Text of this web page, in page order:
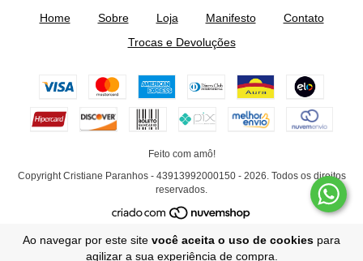
Ao navegar por este site você aceita o uso de cookies para
agilizar a sua experiência de compra.
Home Sobre Loja Manifesto
Contato
Trocas e Devoluções
Feito com amô!
Copyright Cristiane Paranhos - 43913992000150 - 2026. Todos os direitos
reservados.